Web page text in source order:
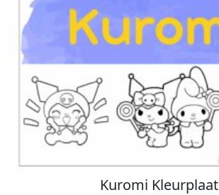
Kuromi Kleurplaat